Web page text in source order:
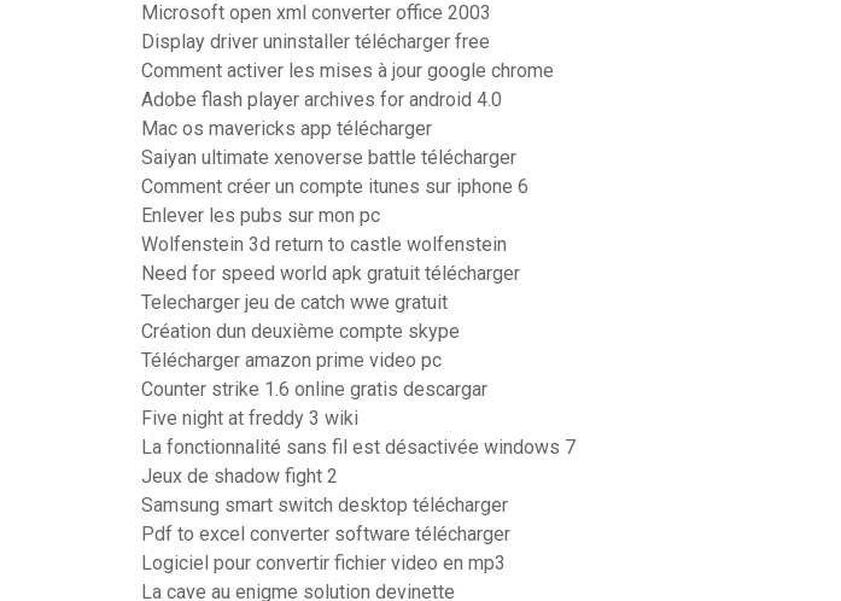
Microsoft open xml converter office 2003
Display driver uninstaller télécharger free
Comment activer les mises à jour google chrome
Adobe flash player archives for android 4.0
Mac os mavericks app télécharger
Saiyan ultimate xenoverse battle télécharger
Comment créer un compte itunes sur iphone 6
Enlever les pubs sur mon pc
Wolfenstein 3d return to castle wolfenstein
Need for speed world apk gratuit télécharger
Telecharger jeu de catch wwe gratuit
Création dun deuxième compte skype
Télécharger amazon prime video pc
Counter strike 1.6 online gratis descargar
Five night at freddy 3 wiki
La fonctionnalité sans fil est désactivée windows 7
Jeux de shadow fight 2
Samsung smart switch desktop télécharger
Pdf to excel converter software télécharger
Logiciel pour convertir fichier video en mp3
La cave au enigme solution devinette